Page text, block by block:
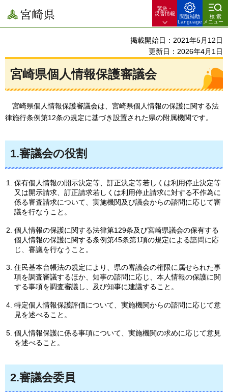
宮崎県
緊急・
災害情報
閲覧補助
Language
検索
メニュー
掲載開始日：2021年5月12日
更新日：2026年4月1日
宮崎県個人情報保護審議会
宮崎県個人情報保護審議会は、宮崎県個人情報の保護に関する法
律施行条例第12条の規定に基づき設置された県の附属機関です。
1.審議会の役割
保有個人情報の開示決定等、訂正決定等若しくは利用停止決定等
又は開示請求、訂正請求若しくは利用停止請求に対する不作為に
係る審査請求について、実施機関及び議会からの諮問に応じて審
議を行なうこと。
個人情報の保護に関する法律第129条及び宮崎県議会の保有する
個人情報の保護に関する条例第45条第1項の規定による諮問に応
じ、審議を行なうこと。
住民基本台帳法の規定により、県の審議会の権限に属せられた事
項を調査審議するほか、知事の諮問に応じ、本人情報の保護に関
する事項を調査審議し、及び知事に建議すること。
特定個人情報保護評価について、実施機関からの諮問に応じて意
見を述べること。
個人情報保護に係る事項について、実施機関の求めに応じて意見
を述べること。
2.審議会委員